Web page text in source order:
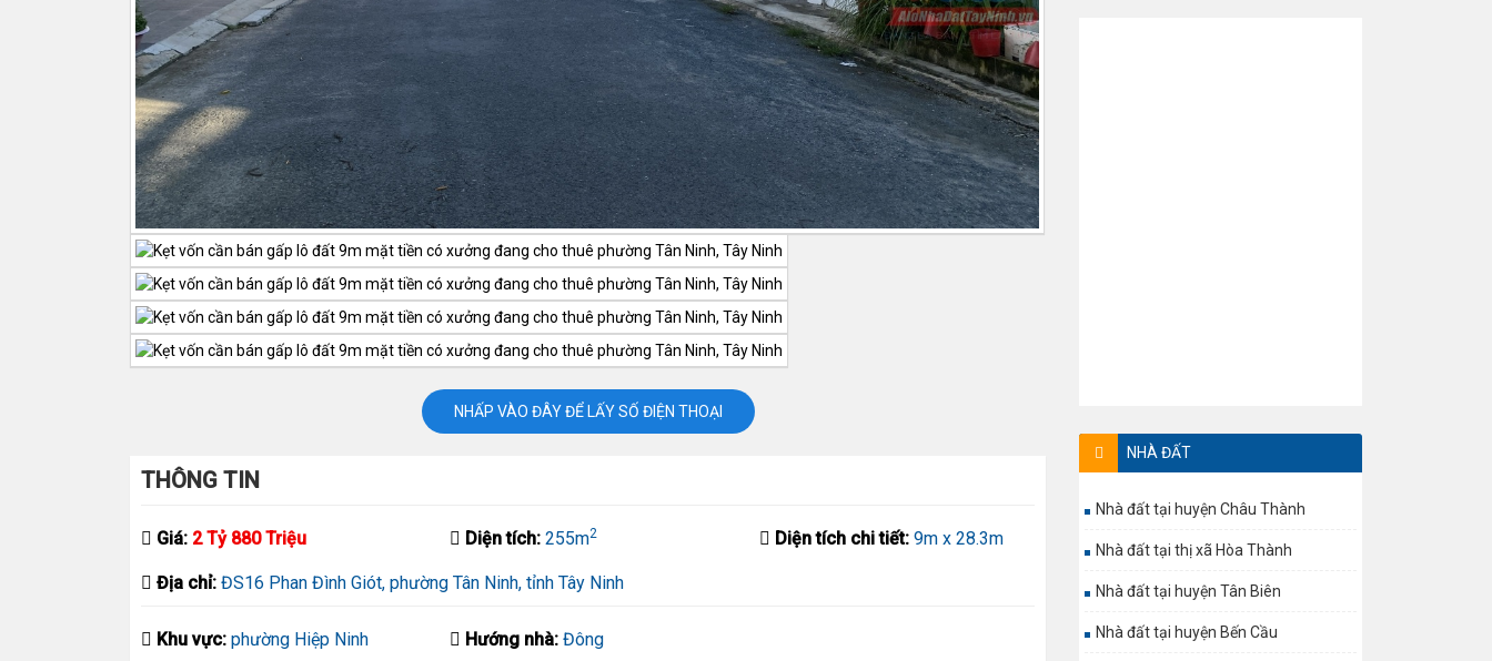
NHẤP VÀO ĐÂY ĐỂ LẤY SỐ ĐIỆN THOẠI
THÔNG TIN
Giá: 2 Tỷ 880 Triệu Diện tích:255m2 Diện tích chi tiết: 9m x 28.3m
Địa chỉ: ĐS16 Phan Đình Giót, phường Tân Ninh, tỉnh Tây Ninh
Khu vực: phường Hiệp Ninh Hướng nhà:Đông
NHÀ ĐẤT
Nhà đất tại huyện Châu Thành
Nhà đất tại thị xã Hòa Thành
Nhà đất tại huyện Tân Biên
Nhà đất tại huyện Bến Cầu